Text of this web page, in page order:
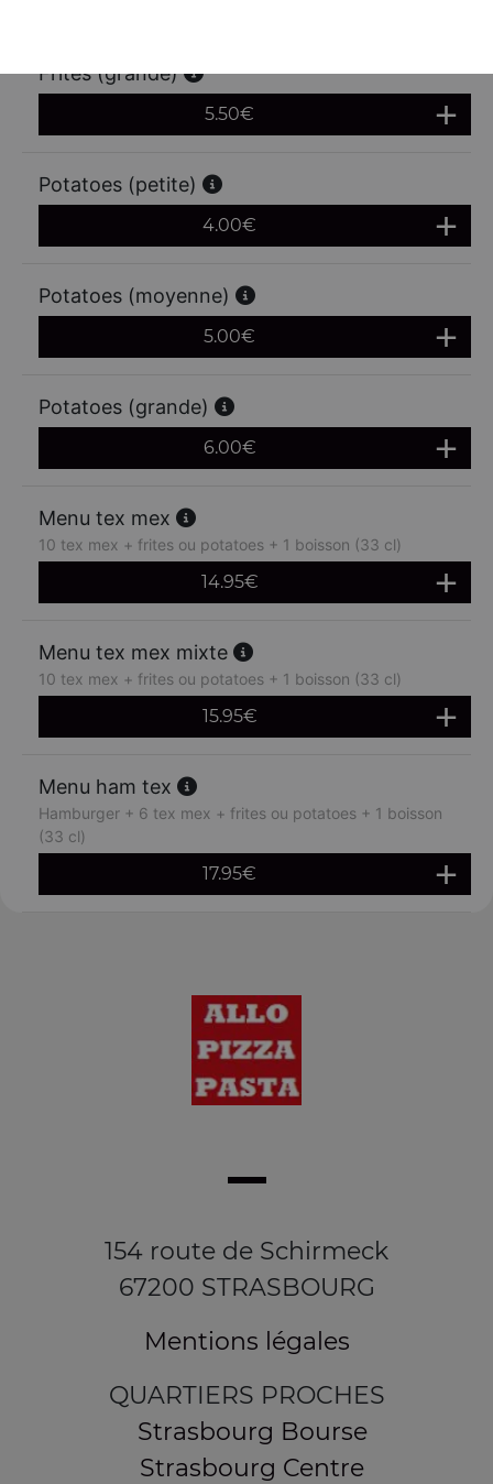
Frites (grande)
5.50€
Potatoes (petite)
4.00€
Potatoes (moyenne)
5.00€
Potatoes (grande)
6.00€
Menu tex mex
10 tex mex + frites ou potatoes + 1 boisson (33 cl)
14.95€
Menu tex mex mixte
10 tex mex + frites ou potatoes + 1 boisson (33 cl)
15.95€
Menu ham tex
Hamburger + 6 tex mex + frites ou potatoes + 1 boisson
(33 cl)
17.95€
154 route de Schirmeck
67200 STRASBOURG
Mentions légales
QUARTIERS PROCHES
Strasbourg Bourse
Strasbourg Centre